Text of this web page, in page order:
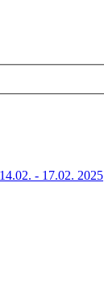
- 17.02. 2025